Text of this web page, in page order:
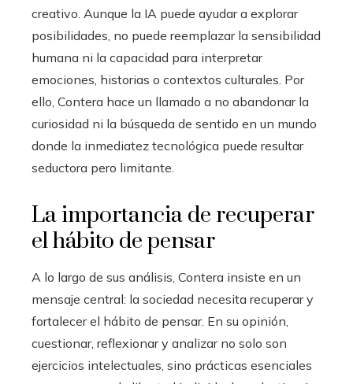
creativo. Aunque la IA puede ayudar a explorar
posibilidades, no puede reemplazar la sensibilidad
humana ni la capacidad para interpretar
emociones, historias o contextos culturales. Por
ello, Contera hace un llamado a no abandonar la
curiosidad ni la búsqueda de sentido en un mundo
donde la inmediatez tecnológica puede resultar
seductora pero limitante.
La importancia de recuperar
el hábito de pensar
A lo largo de sus análisis, Contera insiste en un
mensaje central: la sociedad necesita recuperar y
fortalecer el hábito de pensar. En su opinión,
cuestionar, reflexionar y analizar no solo son
ejercicios intelectuales, sino prácticas esenciales